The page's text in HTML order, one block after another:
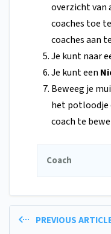
overzicht van
coaches toe
coaches aan
Je kunt naar
Je kunt een
Beweeg je
het potloodje
coach te
Coach
PREVIOUS